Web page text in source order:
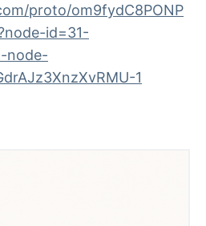
proto/om9fydC8PONP
id=31-
node-
1